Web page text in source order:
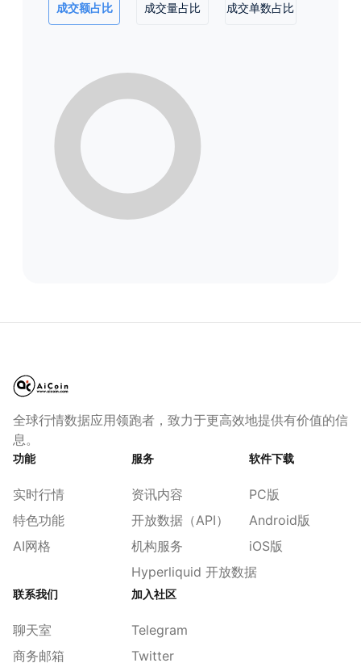
成交额占比 成交量占比 成交单数占比
全球行情数据应用领跑者，致力于更高效地提供有价值的信
息。
功能
实时行情
特色功能
AI网格
服务
资讯内容
开放数据（API）
机构服务
Hyperliquid 开放数据
软件下载
PC版
Android版
iOS版
联系我们
聊天室
商务邮箱
加入社区
Telegram
Twitter